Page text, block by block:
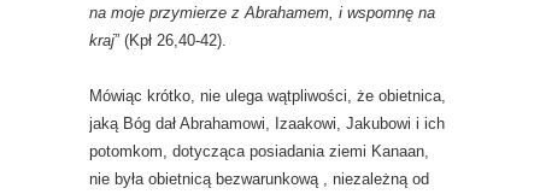
na moje przymierze z Abrahamem, i wspomnę na
kraj” (Kpł 26,40-42).
Mówiąc krótko, nie ulega wątpliwości, że obietnica,
jaką Bóg dał Abrahamowi, Izaakowi, Jakubowi i ich
potomkom, dotycząca posiadania ziemi Kanaan,
nie była obietnicą bezwarunkową , niezależną od